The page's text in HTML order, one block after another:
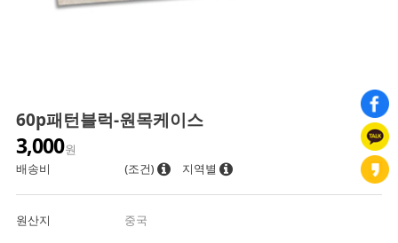
60p패턴블럭-원목케이스
3,000원
배송비
(조건) 지역별
원산지 중국